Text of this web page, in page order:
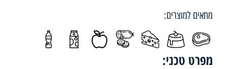
מתאים למוצרים:
מפרט טכני: